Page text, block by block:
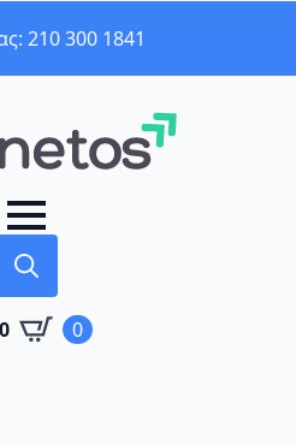
210 300 1841
0